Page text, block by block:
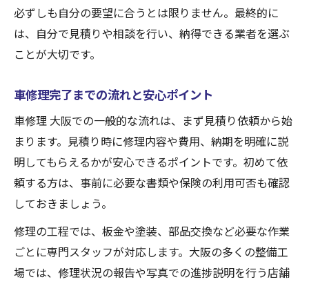
必ずしも自分の要望に合うとは限りません。最終的に
は、自分で見積りや相談を行い、納得できる業者を選ぶ
ことが大切です。
車修理完了までの流れと安心ポイント
車修理 大阪での一般的な流れは、まず見積り依頼から始
まります。見積り時に修理内容や費用、納期を明確に説
明してもらえるかが安心できるポイントです。初めて依
頼する方は、事前に必要な書類や保険の利用可否も確認
しておきましょう。
修理の工程では、板金や塗装、部品交換など必要な作業
ごとに専門スタッフが対応します。大阪の多くの整備工
場では、修理状況の報告や写真での進捗説明を行う店舗